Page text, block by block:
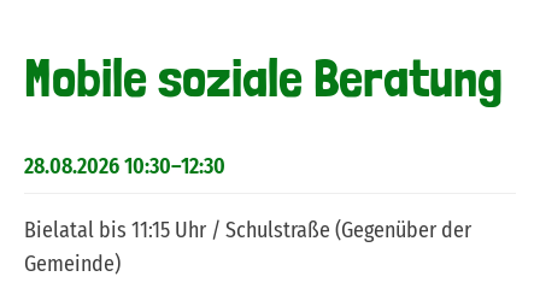
Mobile soziale Beratung
28.08.2026 10:30–12:30
Bielatal bis 11:15 Uhr / Schulstraße (Gegenüber der
Gemeinde)